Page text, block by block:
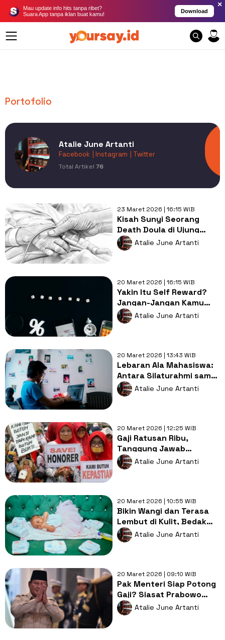
Mau update info hits tanpa ribet?
Suara App tanpa iklan buat kamu!
Download
×
Portofolio
Atalie June Artanti
Facebook | Instagram | Twitter
Total Artikel 76
23 Maret 2026 | 16:15 WIB
Kisah Sunyi Seorang
Death Doula di Ujung
Kehidupan
Atalie June Artanti
20 Maret 2026 | 16:15 WIB
Yakin Itu Self Reward?
Jangan-Jangan Kamu
Sedang Self Sabotage
Atalie June Artanti
20 Maret 2026 | 13:43 WIB
Lebaran Ala Mahasiswa:
Antara Silaturahmi sama
Saudara dan Salaman
sama Tugas
Atalie June Artanti
20 Maret 2026 | 12:25 WIB
Gaji Ratusan Ribu,
Tanggung Jawab
Selangit: Ironi Guru
Honorer sang "Iron Man"
Atalie June Artanti
20 Maret 2026 | 10:55 WIB
Bikin Wangi dan Terasa
Lembut di Kulit, Bedak
Bayi Berisiko Ganggu
Paru-paru Nanti
Atalie June Artanti
20 Maret 2026 | 09:10 WIB
Pak Menteri Siap Potong
Gaji? Siasat Prabowo
Hadapi Krisis Global
Contek Pakistan
Atalie June Artanti